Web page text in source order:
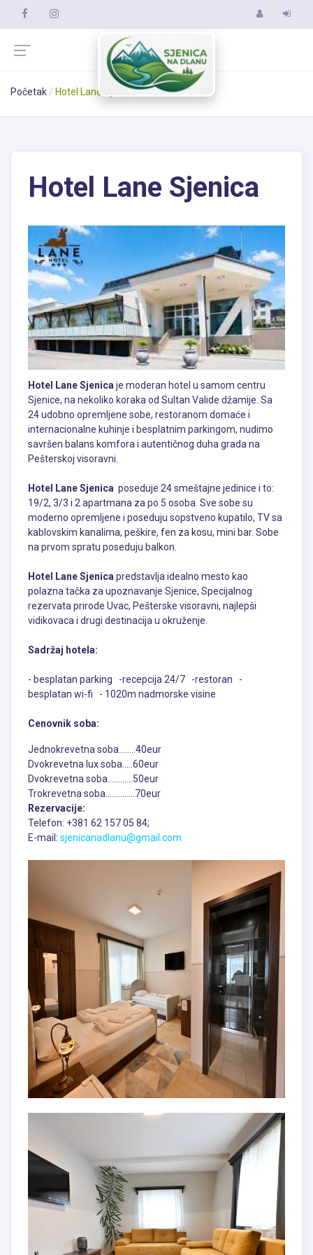
Početak Hotel Lane Sjenica
Hotel Lane Sjenica
Hotel Lane Sjenicaje moderan hotel u samom centru
Sjenice, na nekoliko koraka od Sultan Valide džamije. Sa
24 udobno opremljene sobe, restoranom domaće i
internacionalne kuhinje i besplatnim parkingom, nudimo
savršen balans komfora i autentičnog duha grada na
Pešterskoj visoravni.
Hotel Lane Sjenica poseduje 24 smeštajne jedinice i to:
19/2, 3/3 i 2 apartmana za po 5 osoba. Sve sobe su
moderno opremljene i poseduju sopstveno kupatilo, TV sa
kablovskim kanalima, peškire, fen za kosu, mini bar. Sobe
na prvom spratu poseduju balkon.
Hotel Lane Sjenicapredstavlja idealno mesto kao
polazna tačka za upoznavanje Sjenice, Specijalnog
rezervata prirode Uvac, Pešterske visoravni, najlepši
vidikovaca i drugi destinacija u okruženje.
Sadržaj hotela:
- besplatan parking -recepcija 24/7 -restoran -
besplatan wi-fi - 1020m nadmorske visine
Cenovnik soba:
Jednokrevetna soba........40eur
Dvokrevetna lux soba.....60eur
Dvokrevetna soba............50eur
Trokrevetna soba..............70eur
Rezervacije:
Telefon: +381 62 157 05 84;
E-mail: sjenicanadlanu@gmail.com